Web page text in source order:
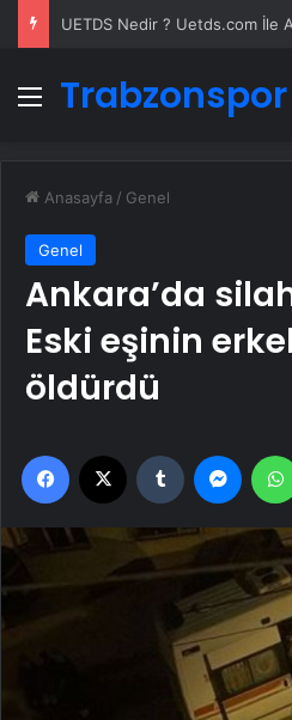
Menü
Anasayfa / Genel
Genel
Ankara’da
Eski eşinin
öldürdü
Facebook Tumblr